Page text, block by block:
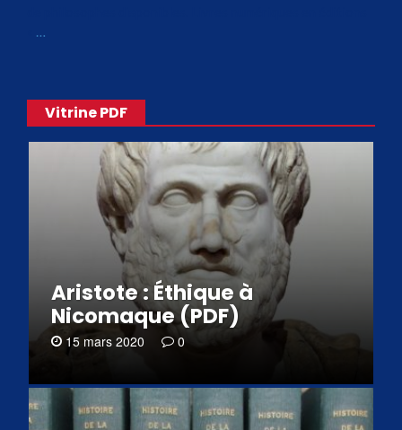
…
Vitrine PDF
Aristote : Éthique à
Nicomaque (PDF)
15 mars 2020 0